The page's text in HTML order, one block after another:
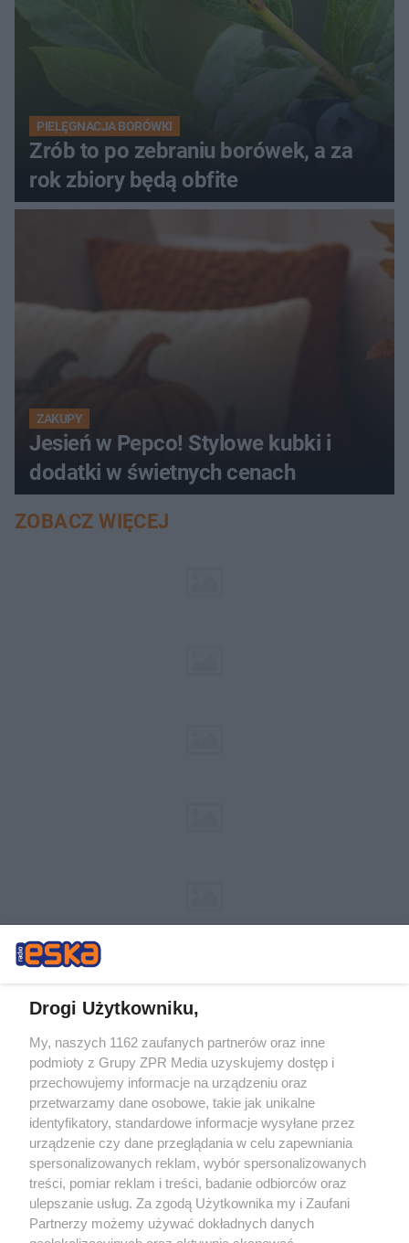
PIELĘGNACJA BORÓWKI
Zrób to po zebraniu borówek, a za
rok zbiory będą obfite
ZAKUPY
Jesień w Pepco! Stylowe kubki i
dodatki w świetnych cenach
ZOBACZ WIĘCEJ
Żaden utwór zamieszczony w serwisie nie może być powielany i
rozpowszechniany lub dalej rozpowszechniany w jakikolwiek sposób (w
tym także elektroniczny lub mechaniczny) na jakimkolwiek polu
eksploatacji w jakiejkolwiek formie, włącznie z umieszczaniem w
Internecie bez pisemnej zgody właściciela praw. Jakiekolwiek użycie lub
wykorzystanie utworów w całości lub w części z naruszeniem prawa,
tzn. bez właściwej zgody, jest zabronione pod groźbą kary i może być
ścigane prawnie.
Drogi Użytkowniku,
My, naszych 1162 zaufanych partnerów oraz inne
podmioty z Grupy ZPR Media uzyskujemy dostęp i
przechowujemy informacje na urządzeniu oraz
przetwarzamy dane osobowe, takie jak unikalne
identyfikatory, standardowe informacje wysyłane przez
urządzenie czy dane przeglądania w celu zapewniania
spersonalizowanych reklam, wybór spersonalizowanych
treści, pomiar reklam i treści, badanie odbiorców oraz
ulepszanie usług. Za zgodą Użytkownika my i Zaufani
Partnerzy możemy używać dokładnych danych